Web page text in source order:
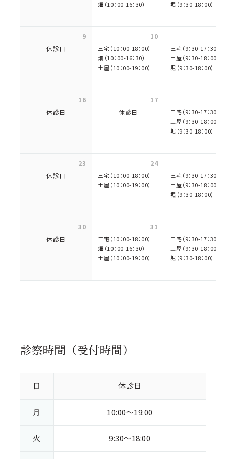
畑（10：00-16：30）
堀（9：30-18：00）
9
休診日
10
三宅（10：00-18：00）
畑（10：00-16：30）
土屋（10：00-19：00）
三宅（9：30-17：30）
土屋（9：30-18：00）
堀（9：30-18：00）
16
休診日
17
休診日
三宅（9：30-17：30）
土屋（9：30-18：00）
堀（9：30-18：00）
23
休診日
24
三宅（10：00-18：00）
土屋（10：00-19：00）
三宅（9：30-17：30）
土屋（9：30-18：00）
堀（9：30-18：00）
30
休診日
31
三宅（10：00-18：00）
畑（10：00-16：30）
土屋（10：00-19：00）
三宅（9：30-17：30）
土屋（9：30-18：00）
堀（9：30-18：00）
診察時間（受付時間）
日
月
火
休診日
10:00～19:00
9:30～18:00